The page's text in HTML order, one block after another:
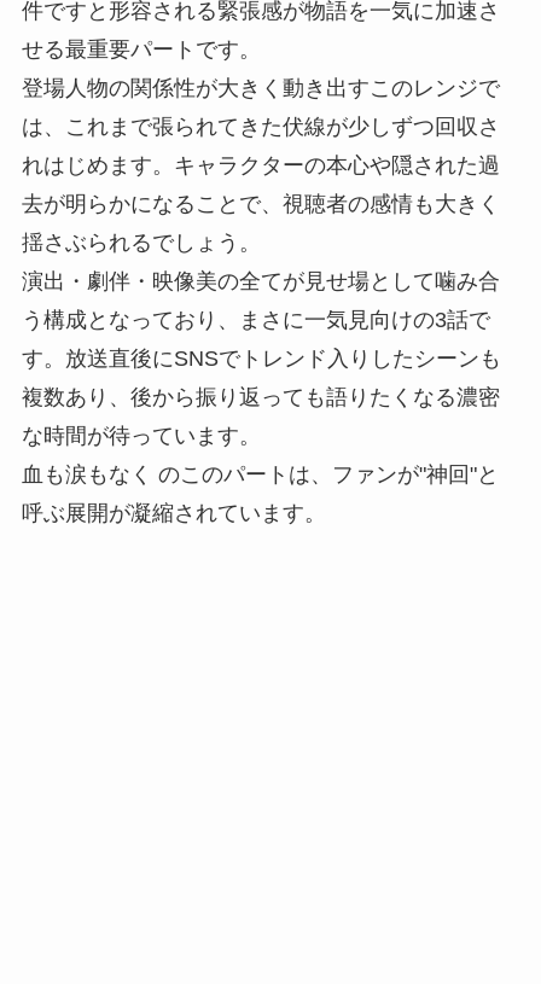
件ですと形容される緊張感が物語を一気に加速さ
せる最重要パートです。
登場人物の関係性が大きく動き出すこのレンジで
は、これまで張られてきた伏線が少しずつ回収さ
れはじめます。キャラクターの本心や隠された過
去が明らかになることで、視聴者の感情も大きく
揺さぶられるでしょう。
演出・劇伴・映像美の全てが見せ場として噛み合
う構成となっており、まさに一気見向けの3話で
す。放送直後にSNSでトレンド入りしたシーンも
複数あり、後から振り返っても語りたくなる濃密
な時間が待っています。
血も涙もなく のこのパートは、ファンが"神回"と
呼ぶ展開が凝縮されています。